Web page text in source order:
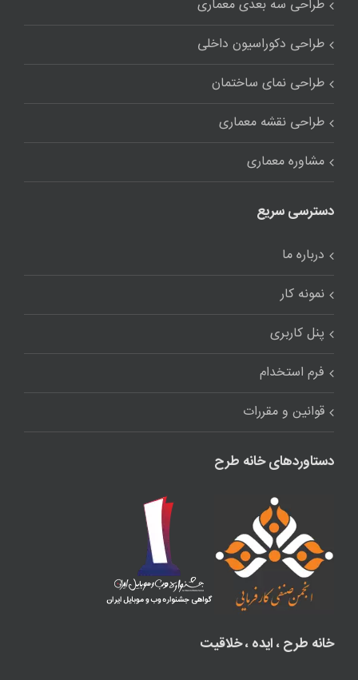
طراحی سه بعدی معماری
طراحی دکوراسیون داخلی
طراحی نمای ساختمان
طراحی نقشه معماری
مشاوره معماری
دسترسی سریع
درباره ما
نمونه کار
پنل کاربری
فرم استخدام
قوانین و مقررات
دستاوردهای خانه طرح
خانه طرح ، ایده ، خلاقیت